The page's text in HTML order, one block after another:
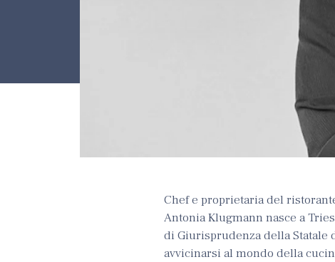
Chef e proprietaria del
Antonia Klugmann nasce a
di Giurisprudenza della Statale
avvicinarsi al mondo della